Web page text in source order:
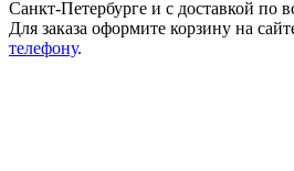
Санкт-Петербурге и с доставкой по
Для заказа оформите корзину на
телефону.